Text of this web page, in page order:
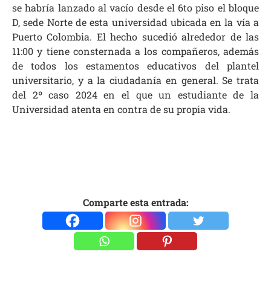
se habría lanzado al vacío desde el 6to piso el bloque
D, sede Norte de esta universidad ubicada en la vía a
Puerto Colombia. El hecho sucedió alrededor de las
11:00 y tiene consternada a los compañeros, además
de todos los estamentos educativos del plantel
universitario, y a la ciudadanía en general. Se trata
del 2º caso 2024 en el que un estudiante de la
Universidad atenta en contra de su propia vida.
Comparte esta entrada: